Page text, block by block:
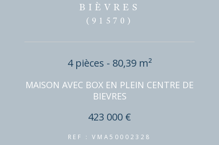
BIÈVRES
(91570)
4 pièces - 80,39 m²
MAISON AVEC BOX EN PLEIN CENTRE DE
BIEVRES
423 000 €
REF : VMA50002328